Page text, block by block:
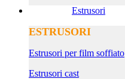
Estrusori
ESTRUSORI
Estrusori per film soffiato
Estrusori cast